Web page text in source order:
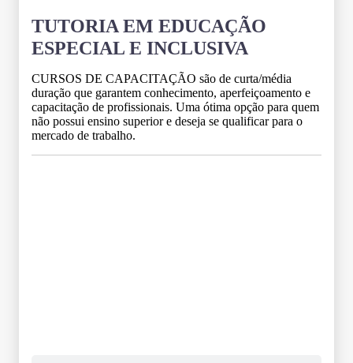
TUTORIA EM EDUCAÇÃO
ESPECIAL E INCLUSIVA
CURSOS DE CAPACITAÇÃO são de curta/média
duração que garantem conhecimento, aperfeiçoamento e
capacitação de profissionais. Uma ótima opção para quem
não possui ensino superior e deseja se qualificar para o
mercado de trabalho.